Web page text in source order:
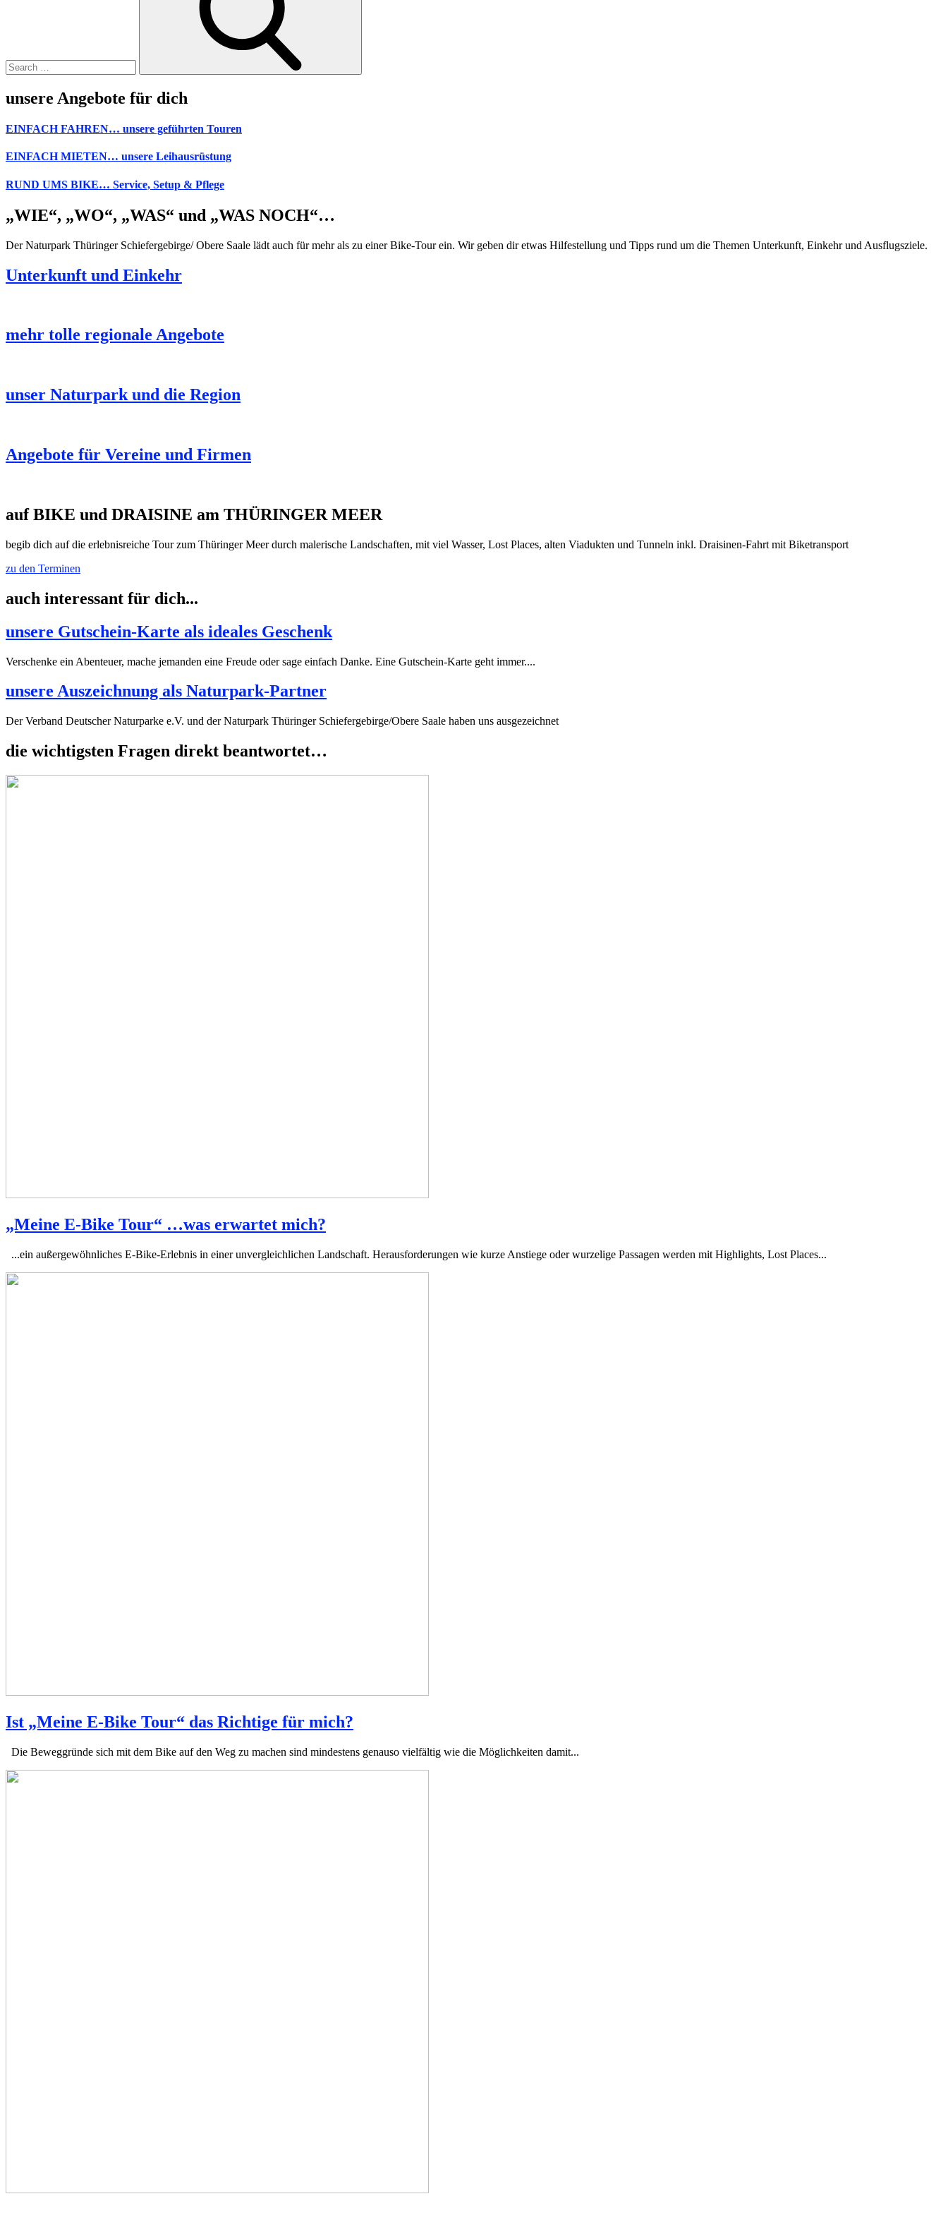
unsere Angebote für dich
EINFACH FAHREN… unsere geführten Touren
EINFACH MIETEN… unsere Leihausrüstung
RUND UMS BIKE… Service, Setup & Pflege
„WIE“, „WO“, „WAS“ und „WAS NOCH“…
Der Naturpark Thüringer Schiefergebirge/ Obere Saale lädt auch für mehr als zu einer Bike-Tour ein. Wir geben dir etwas Hilfestellung und Tipps rund um die Themen Unterkunft, Einkehr und Ausflugsziele.
Unterkunft und Einkehr
mehr tolle regionale Angebote
unser Naturpark und die Region
Angebote für Vereine und Firmen
auf BIKE und DRAISINE am THÜRINGER MEER
begib dich auf die erlebnisreiche Tour zum Thüringer Meer durch malerische Landschaften, mit viel Wasser, Lost Places, alten Viadukten und Tunneln inkl. Draisinen-Fahrt mit Biketransport
zu den Terminen
auch interessant für dich...
unsere Gutschein-Karte als ideales Geschenk
Verschenke ein Abenteuer, mache jemanden eine Freude oder sage einfach Danke. Eine Gutschein-Karte geht immer....
unsere Auszeichnung als Naturpark-Partner
Der Verband Deutscher Naturparke e.V. und der Naturpark Thüringer Schiefergebirge/Obere Saale haben uns ausgezeichnet
die wichtigsten Fragen direkt beantwortet…
„Meine E-Bike Tour“ …was erwartet mich?
...ein außergewöhnliches E-Bike-Erlebnis in einer unvergleichlichen Landschaft. Herausforderungen wie kurze Anstiege oder wurzelige Passagen werden mit Highlights, Lost Places...
Ist „Meine E-Bike Tour“ das Richtige für mich?
Die Beweggründe sich mit dem Bike auf den Weg zu machen sind mindestens genauso vielfältig wie die Möglichkeiten damit...